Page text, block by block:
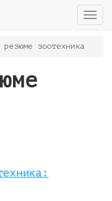
T
o
резюме зоотехника